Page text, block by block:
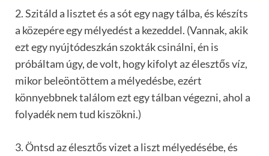
2. Szitáld a lisztet és a sót egy nagy tálba, és készíts
a közepére egy mélyedést a kezeddel. (Vannak, akik
ezt egy nyújtódeszkán szokták csinálni, én is
próbáltam úgy, de volt, hogy kifolyt az élesztős víz,
mikor beleöntöttem a mélyedésbe, ezért
könnyebbnek találom ezt egy tálban végezni, ahol a
folyadék nem tud kiszökni.)
3. Öntsd az élesztős vizet a liszt mélyedésébe, és